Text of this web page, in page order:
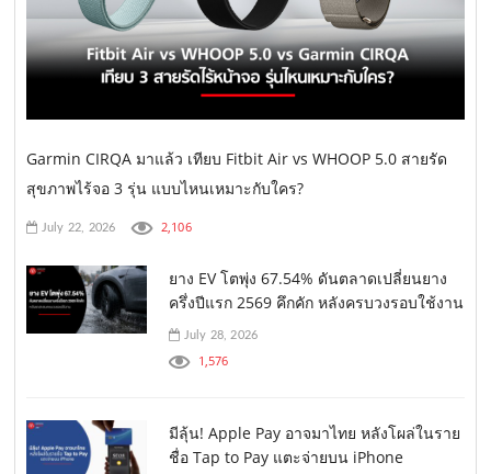
Garmin CIRQA มาแล้ว เทียบ Fitbit Air vs WHOOP 5.0 สายรัด
สุขภาพไร้จอ 3 รุ่น แบบไหนเหมาะกับใคร?
July 22, 2026 2,106
ยาง EV โตพุ่ง 67.54% ดันตลาดเปลี่ยนยาง
ครึ่งปีแรก 2569 คึกคัก หลังครบวงรอบใช้งาน
July 28, 2026
1,576
มีลุ้น! Apple Pay อาจมาไทย หลังโผล่ในราย
ชื่อ Tap to Pay แตะจ่ายบน iPhone